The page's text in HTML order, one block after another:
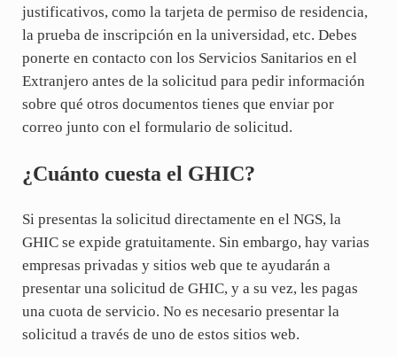
justificativos, como la tarjeta de permiso de residencia,
la prueba de inscripción en la universidad, etc. Debes
ponerte en contacto con los Servicios Sanitarios en el
Extranjero antes de la solicitud para pedir información
sobre qué otros documentos tienes que enviar por
correo junto con el formulario de solicitud.
¿Cuánto cuesta el GHIC?
Si presentas la solicitud directamente en el NGS, la
GHIC se expide gratuitamente. Sin embargo, hay varias
empresas privadas y sitios web que te ayudarán a
presentar una solicitud de GHIC, y a su vez, les pagas
una cuota de servicio. No es necesario presentar la
solicitud a través de uno de estos sitios web.